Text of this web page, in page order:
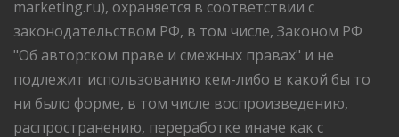
marketing.ru), охраняется в соответствии с
законодательством РФ, в том числе, Законом РФ
"Об авторском праве и смежных правах" и не
подлежит использованию кем-либо в какой бы то
ни было форме, в том числе воспроизведению,
распространению, переработке иначе как с